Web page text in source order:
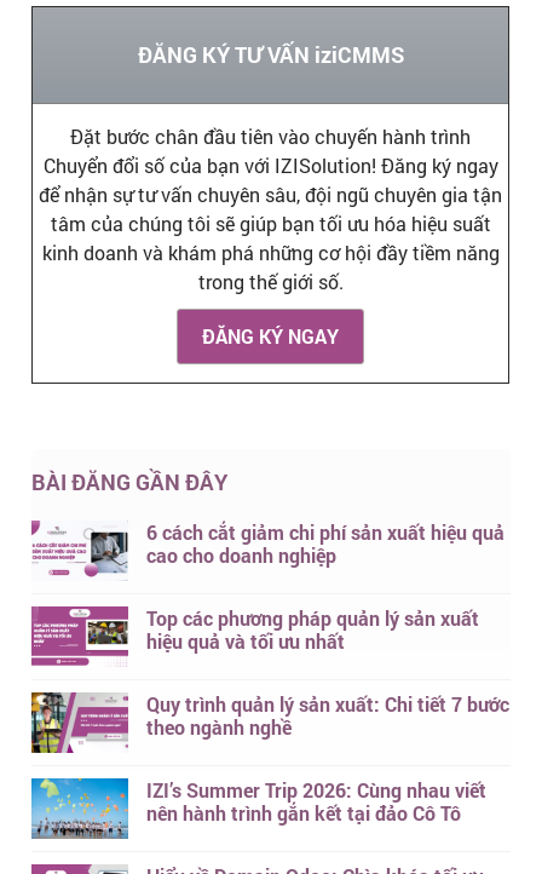
ĐĂNG KÝ TƯ VẤN iziCMMS
Đặt bước chân đầu tiên vào chuyến hành trình
Chuyển đổi số của bạn với IZISolution! Đăng ký ngay
để nhận sự tư vấn chuyên sâu, đội ngũ chuyên gia tận
tâm của chúng tôi sẽ giúp bạn tối ưu hóa hiệu suất
kinh doanh và khám phá những cơ hội đầy tiềm năng
trong thế giới số.
ĐĂNG KÝ NGAY
BÀI ĐĂNG GẦN ĐÂY
6 cách cắt giảm chi phí sản xuất hiệu quả
cao cho doanh nghiệp
Top các phương pháp quản lý sản xuất
hiệu quả và tối ưu nhất
Quy trình quản lý sản xuất: Chi tiết 7 bước
theo ngành nghề
IZI’s Summer Trip 2026: Cùng nhau viết
nên hành trình gắn kết tại đảo Cô Tô